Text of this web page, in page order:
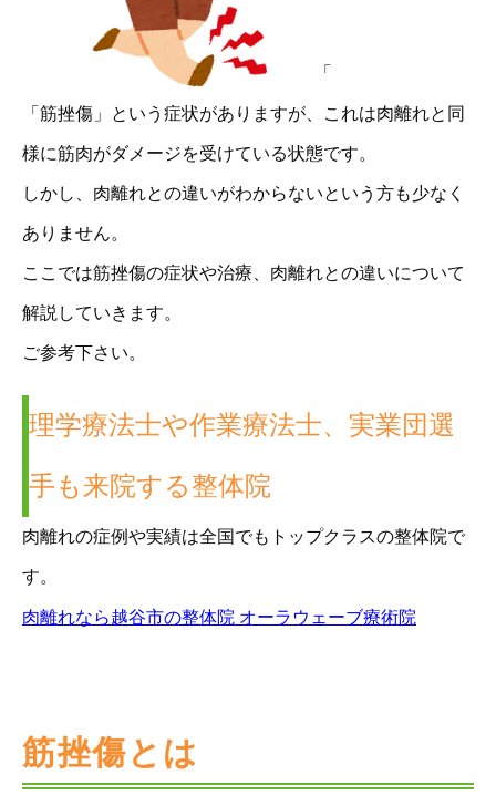
「
「筋挫傷」という症状がありますが、これは肉離れと同
様に筋肉がダメージを受けている状態です。
しかし、肉離れとの違いがわからないという方も少なく
ありません。
ここでは筋挫傷の症状や治療、肉離れとの違いについて
解説していきます。
ご参考下さい。
理学療法士や作業療法士、実業団選
手も来院する整体院
肉離れの症例や実績は全国でもトップクラスの整体院で
す。
肉離れなら越谷市の整体院 オーラウェーブ療術院
筋挫傷とは